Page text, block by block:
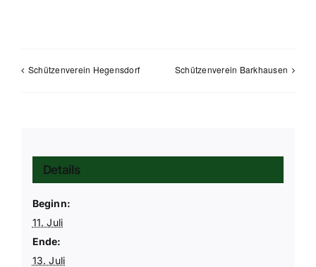
Schützenverein Hegensdorf Schützenverein Barkhausen
Details
Beginn:
11. Juli
Ende:
13. Juli